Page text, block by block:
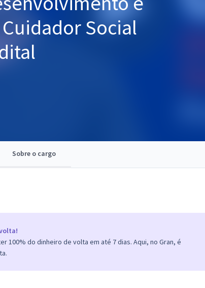
Social
Sobre o cargo
100% do dinheiro de volta em até 7 dias. Aqui, no Gran, é